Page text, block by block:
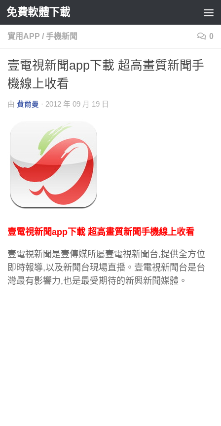
Skip to content
免費軟體下載
實用APP / 手機新聞 0
壹電視新聞app下載 超高畫質新聞手
機線上收看
由 費爾曼 · 2012 年 09 月 19 日
壹電視新聞app下載 超高畫質新聞手機線上收看
壹電視新聞是壹傳媒所屬壹電視新聞台,提供全方位
即時報導,以及新聞台現場直播。壹電視新聞台是台
灣最有影響力,也是最受期待的新興新聞媒體。